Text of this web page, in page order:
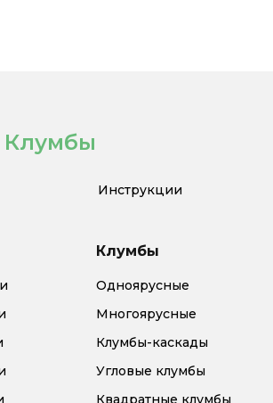
Клумбы
Инструкции
Клумбы
Одноярусные
Многоярусные
Клумбы-каскады
Угловые клумбы
Квадратные клумбы